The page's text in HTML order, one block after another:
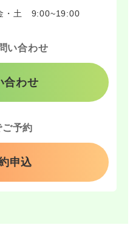
・土 9:00~19:00
い合わせ
合わせ
ご予約
申込